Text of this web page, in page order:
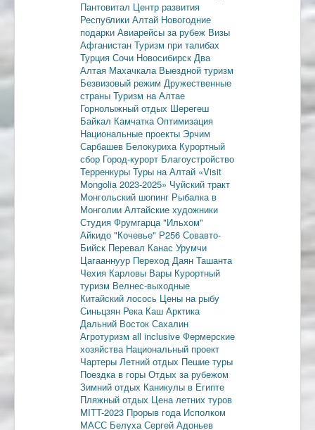
Пантовитал Центр развития
Республики Алтай Новогодние
подарки Авиарейсы за рубеж Визы
Афганистан Туризм при талибах
Турция Сочи Новосибирск Два
Алтая Махачкала Выездной туризм
Безвизовый режим Дружественные
страны Туризм на Алтае
Горнолыжный отдых Шерегеш
Байкал Камчатка Оптимизация
Национальные проекты Эрчим
Сарбашев Белокуриха Курортный
сбор Город-курорт Благоустройство
Терренкуры Туры на Алтай «Visit
Mongolia 2023-2025» Чуйский тракт
Монгольский шопинг Рыбалка в
Монголии Алтайские художники
Студия Фрумгарца "Ильхом"
Айкидо "Кочевье" Р256 Совавто-
Бийск Перевал Канас Урумчи
Цагааннуур Переход Даян Ташанта
Чехия Карловы Вары Курортный
туризм Велнес-выходные
Китайский лосось Цены на рыбу
Синьцзян Река Каш Арктика
Дальний Восток Сахалин
Агротуризм all inclusive Фермерские
хозяйства Национальный проект
Чартеры Летний отдых Пешие туры
Поездка в горы Отдых за рубежом
Зимний отдых Каникулы в Египте
Пляжный отдых Цена летних туров
MITT-2023 Прорыв года Исполком
МАСС Белуха Сергей Адоньев